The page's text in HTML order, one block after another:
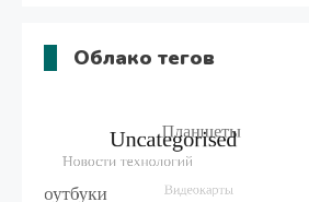
Облако тегов